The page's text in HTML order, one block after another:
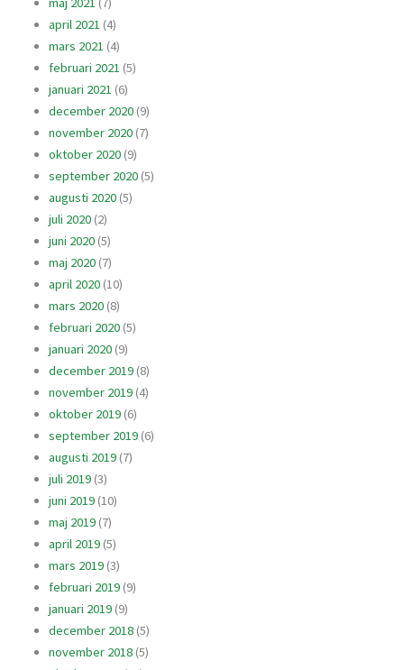
april 2021 (4)
mars 2021 (4)
februari 2021 (5)
januari 2021 (6)
december 2020(9)
november 2020(7)
oktober 2020(9)
september 2020(5)
augusti 2020(5)
juli 2020(2)
juni 2020(5)
maj 2020(7)
april 2020(10)
mars 2020(8)
februari 2020(5)
januari 2020(9)
december 2019(8)
november 2019(4)
oktober 2019(6)
september 2019(6)
augusti 2019(7)
juli 2019(3)
juni 2019(10)
maj 2019(7)
april 2019(5)
mars 2019(3)
februari 2019(9)
januari 2019(9)
december 2018(5)
november 2018(5)